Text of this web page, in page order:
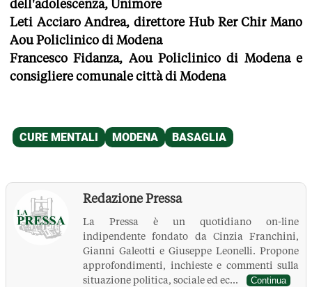
dell'adolescenza, Unimore
Leti Acciaro Andrea, direttore Hub Rer Chir Mano
Aou Policlinico di Modena
Francesco Fidanza, Aou Policlinico di Modena e
consigliere comunale città di Modena
Redazione Pressa
La Pressa è un quotidiano on-line
indipendente fondato da Cinzia Franchini,
Gianni Galeotti e Giuseppe Leonelli. Propone
approfondimenti, inchieste e commenti sulla
situazione politica, sociale ed ec...
Continua